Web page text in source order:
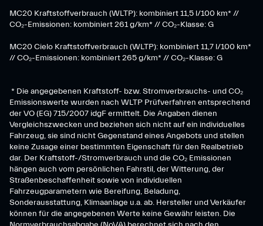
MC20 Kraftstoffverbrauch (WLTP): kombiniert 11,5 l/100 km* //
CO₂-Emissionen: kombiniert 261 g/km* // CO₂-Klasse: G
MC20 Cielo Kraftstoffverbrauch (WLTP): kombiniert 11,7 l/100 km*
// CO₂-Emissionen: kombiniert 265 g/km* // CO₂-Klasse: G
* Die angegebenen Kraftstoff- bzw. Stromverbrauchs- und CO₂
Emissionswerte wurden nach WLTP Prüfverfahren entsprechend
der VO (EG) 715/2007 idgF ermittelt. Die Angaben dienen
Vergleichszwecken und beziehen sich nicht auf ein individuelles
Fahrzeug, sie sind nicht Gegenstand eines Angebots und stellen
keine Zusage einer bestimmten Eigenschaft für den Realbetrieb
dar. Der Kraftstoff-/Stromverbrauch und die CO₂ Emissionen
hängen auch vom persönlichen Fahrstil, der Witterung, der
Straßenbeschaffenheit sowie von individuellen
Fahrzeugparametern wie Bereifung, Beladung,
Sonderausstattung, Klimaanlage u.a. ab. Hersteller und Verkäufer
können für die angegebenen Werte keine Gewähr leisten. Die